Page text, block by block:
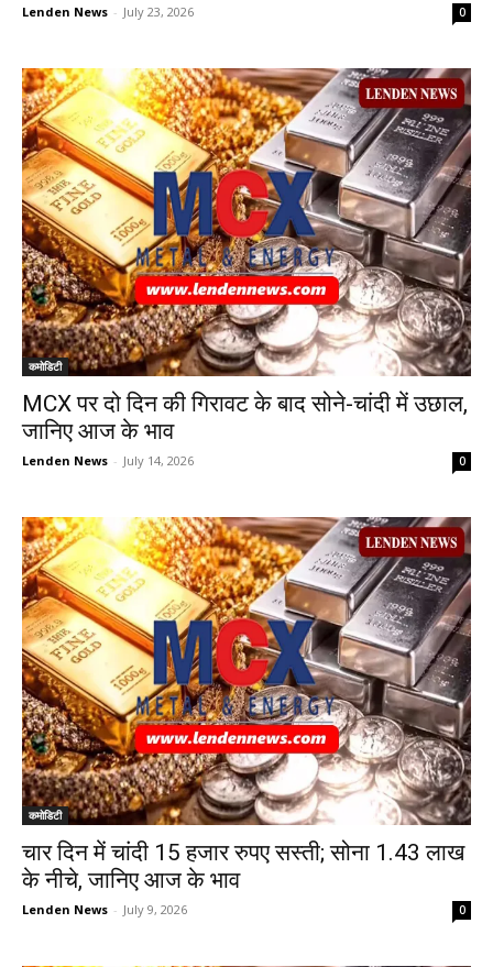
Lenden News - July 23, 2026 0
कमोडिटी
MCX पर दो दिन की गिरावट के बाद सोने-चांदी में उछाल,
जानिए आज के भाव
Lenden News - July 14, 2026 0
कमोडिटी
चार दिन में चांदी 15 हजार रुपए सस्ती; सोना 1.43 लाख
के नीचे, जानिए आज के भाव
Lenden News - July 9, 2026 0